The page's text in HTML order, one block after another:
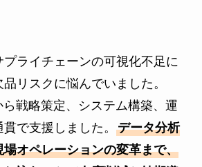
ライチェーンの可視化不足に
リスクに悩んでいました。
戦略策定、システム構築、運
で支援しました。 データ分析
オペレーションの変革まで、